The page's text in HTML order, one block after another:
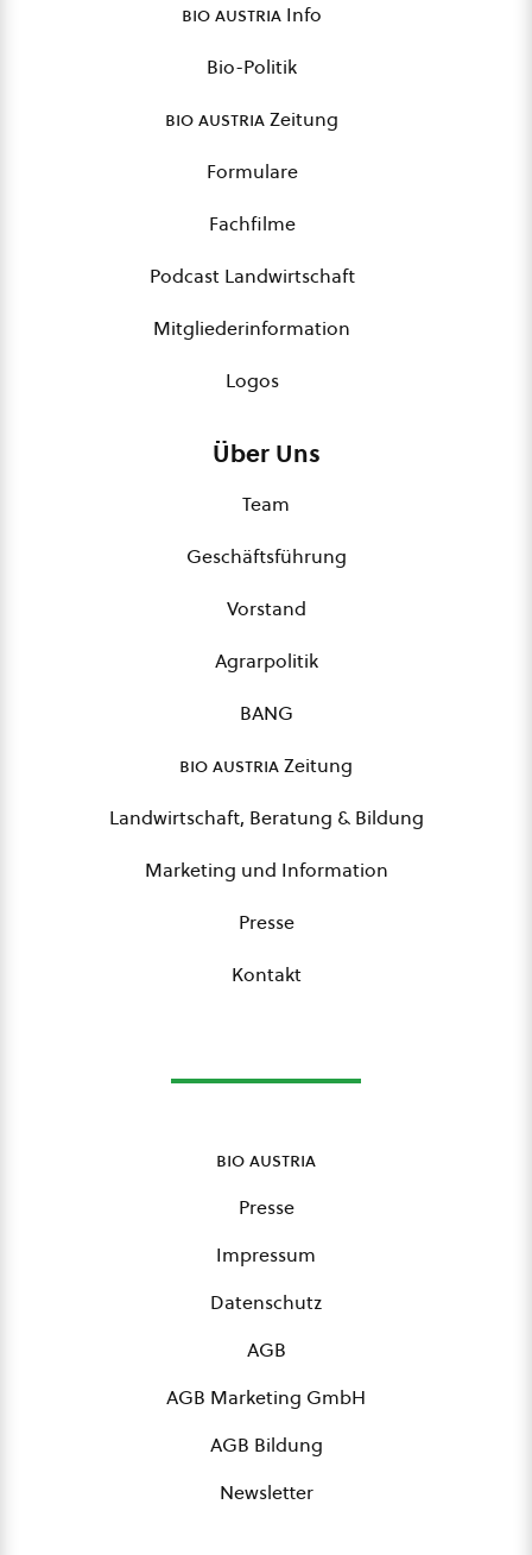
bio austria Info
Bio-Politik
bio austriaZeitung
Formulare
Fachfilme
Podcast Landwirtschaft
Mitgliederinformation
Logos
Über Uns
Team
Geschäftsführung
Vorstand
Agrarpolitik
BANG
bio austriaZeitung
Landwirtschaft, Beratung & Bildung
Marketing und Information
Presse
Kontakt
bio austria
Presse
Impressum
Datenschutz
AGB
AGB Marketing GmbH
AGB Bildung
Newsletter